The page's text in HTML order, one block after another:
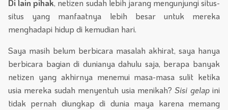
Di lain pihak, netizen sudah lebih jarang mengunjungi situs-
situs yang manfaatnya lebih besar untuk mereka
menghadapi hidup di kemudian hari.
Saya masih belum berbicara masalah akhirat, saya hanya
berbicara bagian di dunianya dahulu saja, berapa banyak
netizen yang akhirnya menemui masa-masa sulit ketika
usia mereka sudah menyentuh usia menikah?Sisi gelapini
tidak pernah diungkap di dunia maya karena memang